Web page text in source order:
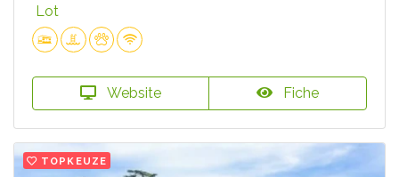
Lot
Website Fiche
TOPKEUZE